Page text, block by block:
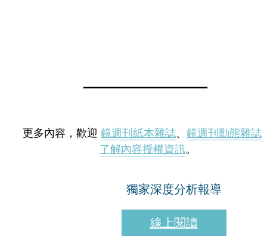
更多內容，歡迎 鏡週刊紙本雜誌、 鏡週刊動態雜誌
了解內容授權資訊。
獨家深度分析報導
線上閱讀